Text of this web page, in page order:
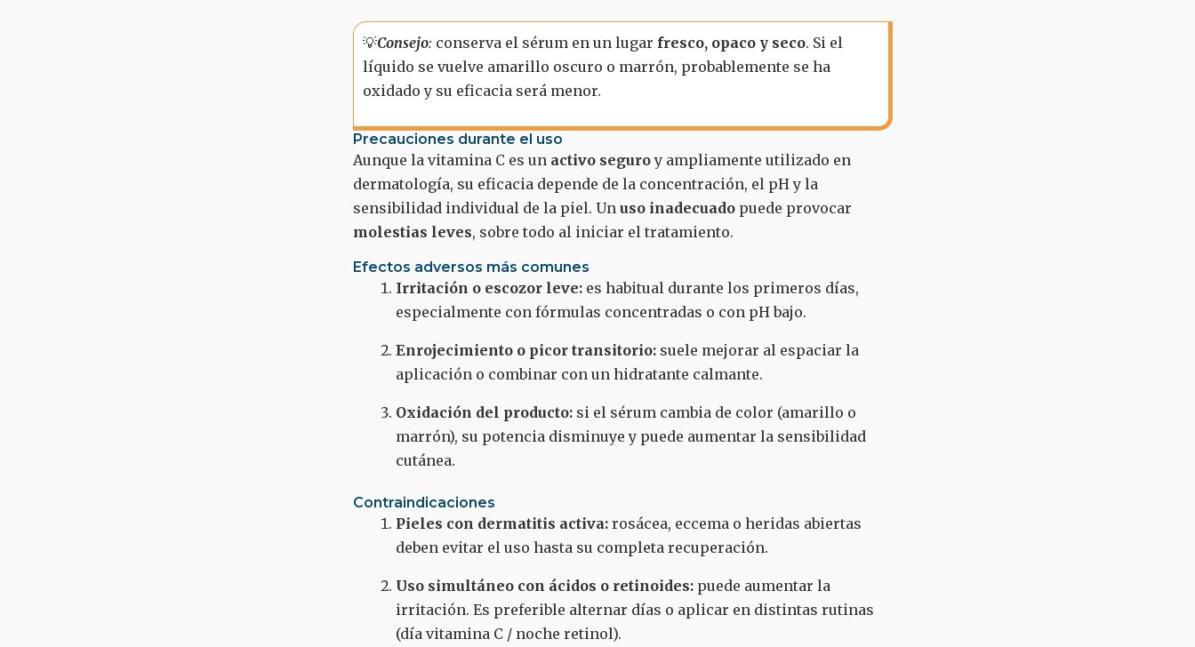
💡Consejo: conserva el sérum en un lugar fresco, opaco y seco. Si el
líquido se vuelve amarillo oscuro o marrón, probablemente se ha
oxidado y su eficacia será menor.
Precauciones durante el uso
Aunque la vitamina C es un activo seguroy ampliamente utilizado en
dermatología, su eficacia depende de la concentración, el pH y la
sensibilidad individual de la piel. Un uso inadecuado puede provocar
molestias leves, sobre todo al iniciar el tratamiento.
Efectos adversos más comunes
Irritación o escozor leve: es habitual durante los primeros días,
especialmente con fórmulas concentradas o con pH bajo.
Enrojecimiento o picor transitorio: suele mejorar al espaciar la
aplicación o combinar con un hidratante calmante.
Oxidación del producto: si el sérum cambia de color (amarillo o
marrón), su potencia disminuye y puede aumentar la sensibilidad
cutánea.
Contraindicaciones
Pieles con dermatitis activa: rosácea, eccema o heridas abiertas
deben evitar el uso hasta su completa recuperación.
Uso simultáneo con ácidos o retinoides: puede aumentar la
irritación. Es preferible alternar días o aplicar en distintas rutinas
(día vitamina C / noche retinol).